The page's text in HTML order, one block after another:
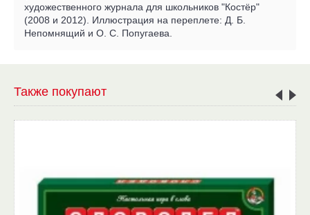
художественного журнала для школьников "Костёр"
(2008 и 2012). Иллюстрация на переплете: Д. Б.
Непомнящий и О. С. Попугаева.
Также покупают